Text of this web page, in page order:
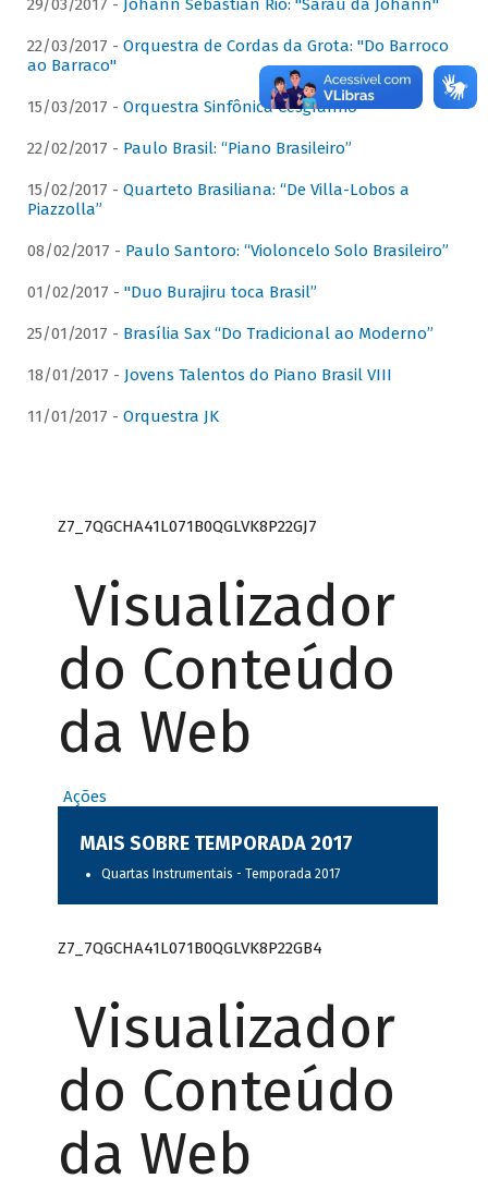
29/03/2017 - Johann Sebastian Rio: "Sarau da Johann"
22/03/2017 - Orquestra de Cordas da Grota: "Do Barroco
ao Barraco"
15/03/2017 - Orquestra Sinfônica Cesgranrio
22/02/2017 - Paulo Brasil: “Piano Brasileiro”
15/02/2017 - Quarteto Brasiliana: “De Villa-Lobos a
Piazzolla”
08/02/2017 - Paulo Santoro: “Violoncelo Solo Brasileiro”
01/02/2017 - "Duo Burajiru toca Brasil”
25/01/2017 - Brasília Sax “Do Tradicional ao Moderno”
18/01/2017 - Jovens Talentos do Piano Brasil VIII
11/01/2017 - Orquestra JK
Z7_7QGCHA41L071B0QGLVK8P22GJ7
Visualizador
do Conteúdo
da Web
Ações
MAIS SOBRE TEMPORADA 2017
Quartas Instrumentais - Temporada 2017
Z7_7QGCHA41L071B0QGLVK8P22GB4
Visualizador
do Conteúdo
da Web